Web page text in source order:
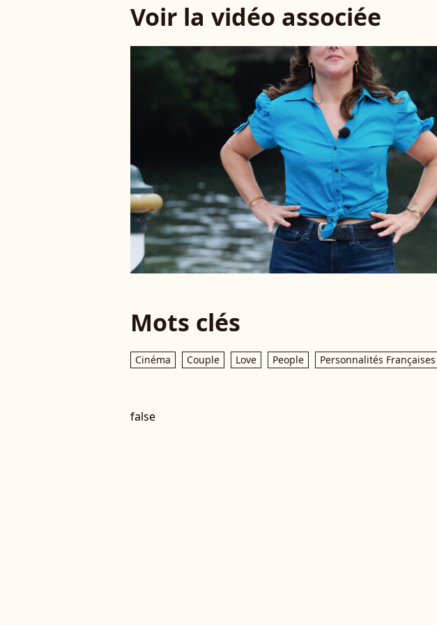
Voir la vidéo associée
Mots clés
Cinéma Couple Love People Personnalités Françaises
false